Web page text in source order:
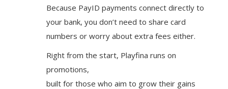
Because PayID payments connect directly to
your bank, you don’t need to share card
numbers or worry about extra fees either.
Right from the start, Playfina runs on
promotions,
built for those who aim to grow their gains